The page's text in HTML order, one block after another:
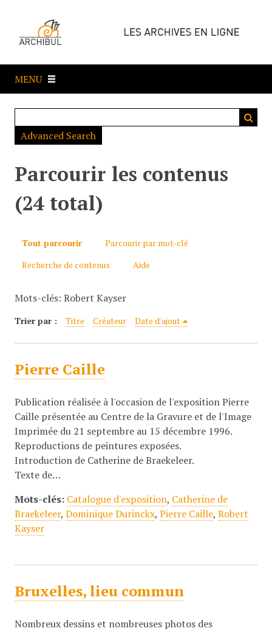
e
a
MENU
Advanced Search
Parcourir les contenus
(24 total)
Tout parcourir
Parcourir par mot-clé
Recherche de contenus
Aide
Mots-clés: Robert Kayser
Trier par : Titre Créateur Date d'ajout
Pierre Caille
Publication réalisée à l'occasion de l'exposition Pierre
Caille présentée au Centre de la Gravure et de l'Image
Imprimée du 21 septembre au 15 décembre 1996.
Reproductions de peintures exposées.
Introduction de Catherine de Braekeleer.
Texte de…
Mots-clés: Catalogue d'exposition, Catherine de
Braekeleer, Dominique Durinckx, Pierre Caille, Robert
Kayser
Bruxelles, lieu commun
Nombreux dessins et nombreuses photos des